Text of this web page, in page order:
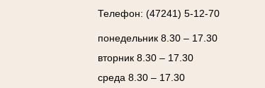
Телефон: (47241) 5-12-70
понедельник 8.30 – 17.30
вторник 8.30 – 17.30
среда 8.30 – 17.30